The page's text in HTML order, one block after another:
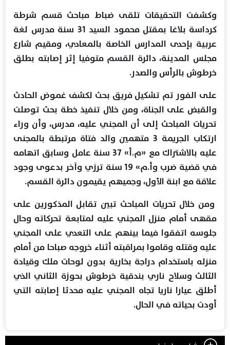
وكشفت التحقيقات تلقى ضباط مباحث قسم شرطة
كرداسة بلاغا بمقتل محمود السيد 31 سنة مدرس لغة
عربية بإحدى المدارس الخاصة بالمعادي، ومقيم شارع
مجلس المدينة، دائرة القسم متوفيا إثر إصابته بطلق
خرطوش بالرأس والصدر.
على الفور تم تشكيل فريق بحث لكشف غموض الحادث
والقبض على الجناة، ومن خلال تنفيذ خطة بحث توصلت
تحريات المباحث إلى أن المجني عليه، مدرس، وأن وراء
ارتكاب الجريمة 3 متهمين والد فتاة مرتبطة بالمجنى
عليه بالاشتراك مع «م.أ» 37 سنة عامل وسابق اتهامه
في قضية ضرب وأ.م» 19 سنة ترزي وآخر بدعوى وجود
علاقة مع ابنة الأول، وجميهم يقيمون دائرة القسم.
ومن خلال تحريات المباحث تبين تقابل المذكورين على
مقهى أمام منزل المجني عليه لمتابعة تحركاته وحال
جلوسه اتفقوا فيما بينهم على التعدي على المجني
عليه وقتله وقاموا بمراقبته أثناء خروجه صباحا من أمام
منزله باستخدام دراجة بخارية بدون لوحات ملك وقيادة
الثالث وسلاح ناري بندقية خرطوش بحوزة الثاني الذي
أطلق عيارا ناريا تجاه المجني عليه محدثا إصابته التي
أودت بحياته في الحال.